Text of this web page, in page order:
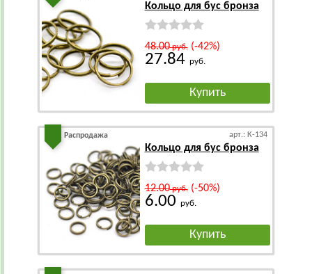
Кольцо для бус бронза
48.00руб.(-42%)
27.84 руб.
Купить
Распродажа арт.: К-134
Кольцо для бус бронза
12.00руб.(-50%)
6.00 руб.
Купить